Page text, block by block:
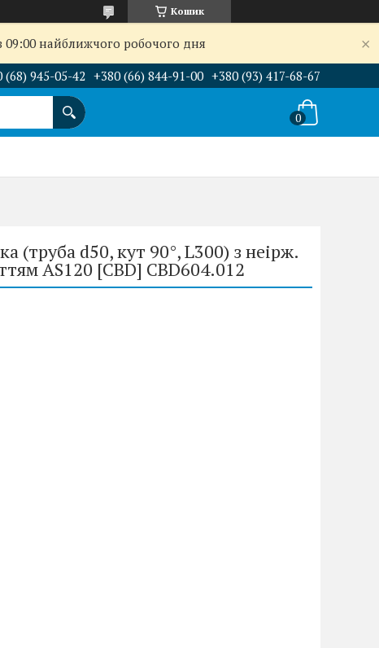
Кошик
09:00 найближчого робочого дня
(68) 945-05-42 +380 (66) 844-91-00 +380 (93) 417-68-67
(труба d50, кут 90°, L300) з неірж.
AS120 [CBD] CBD604.012